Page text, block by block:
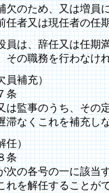
のため、又は増員
任者又は現任者の任
は、辞任又は任期
その職務を行わなけ
補充）
条
は監事のうち、その
滞なくこれを補充し
）
条
次の各号の一に該当
れを解任することが